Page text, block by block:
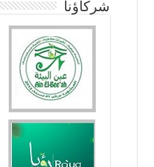
شركاؤنا